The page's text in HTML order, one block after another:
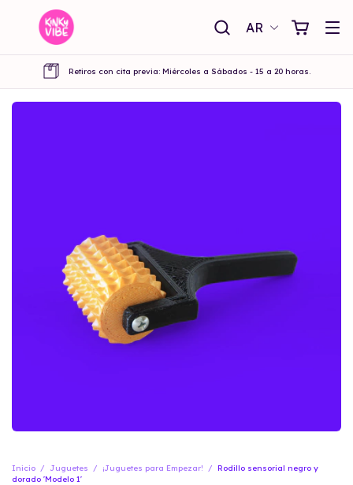
AR
Retiros con cita previa: Miércoles a Sábados - 15 a 20 horas.
Inicio / Juguetes / ¡Juguetes para Empezar! / Rodillo sensorial negro y
dorado 'Modelo 1'